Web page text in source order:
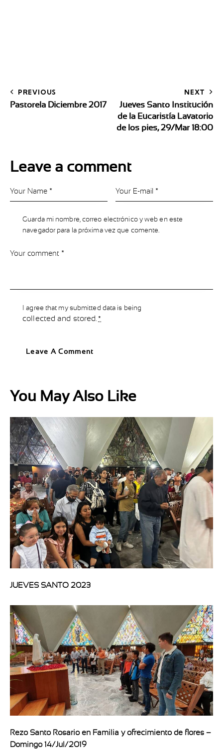
PREVIOUS
Pastorela Diciembre 2017
NEXT
Jueves Santo Institución
de la Eucaristía Lavatorio
de los pies, 29/Mar 18:00
Leave a comment
Guarda mi nombre, correo electrónico y web en este
navegador para la próxima vez que comente.
I agree that my submitted data is being
collected and stored .*
You May Also Like
JUEVES SANTO 2023
Rezo Santo Rosario en Familia y ofrecimiento de flores –
Domingo 14/Jul/2019